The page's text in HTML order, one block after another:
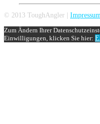
© 2013 ToughAngler | Impressum
Zum Ändern Ihrer
Einwilligungen, klicken Sie hier: